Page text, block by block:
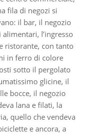
fila di negozi si
il bar, il negozio
alimentari, l’ingresso
ristorante, con tanto
in ferro di colore
sotto il pergolato
glicine, il
bocce, il negozio
lana e filati, la
quello che vendeva
e ancora, a